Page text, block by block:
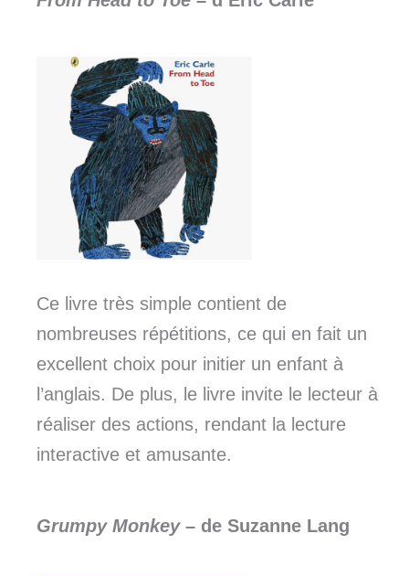
Ce livre très simple contient de
nombreuses répétitions, ce qui en fait un
excellent choix pour initier un enfant à
l’anglais. De plus, le livre invite le lecteur à
réaliser des actions, rendant la lecture
interactive et amusante.
Grumpy Monkey– de Suzanne Lang